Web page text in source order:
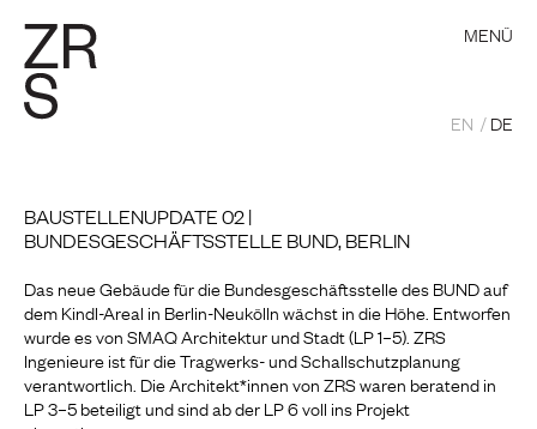
MENÜ
EN DE
BAUSTELLENUPDATE 02 |
BUNDESGESCHÄFTSSTELLE BUND, BERLIN
Das neue Gebäude für die Bundesgeschäftsstelle des BUND auf
dem Kindl-Areal in Berlin-Neukölln wächst in die Höhe. Entworfen
wurde es von SMAQ Architektur und Stadt (LP 1–5). ZRS
Ingenieure ist für die Tragwerks- und Schallschutzplanung
verantwortlich. Die Architekt*innen von ZRS waren beratend in
LP 3–5 beteiligt und sind ab der LP 6 voll ins Projekt